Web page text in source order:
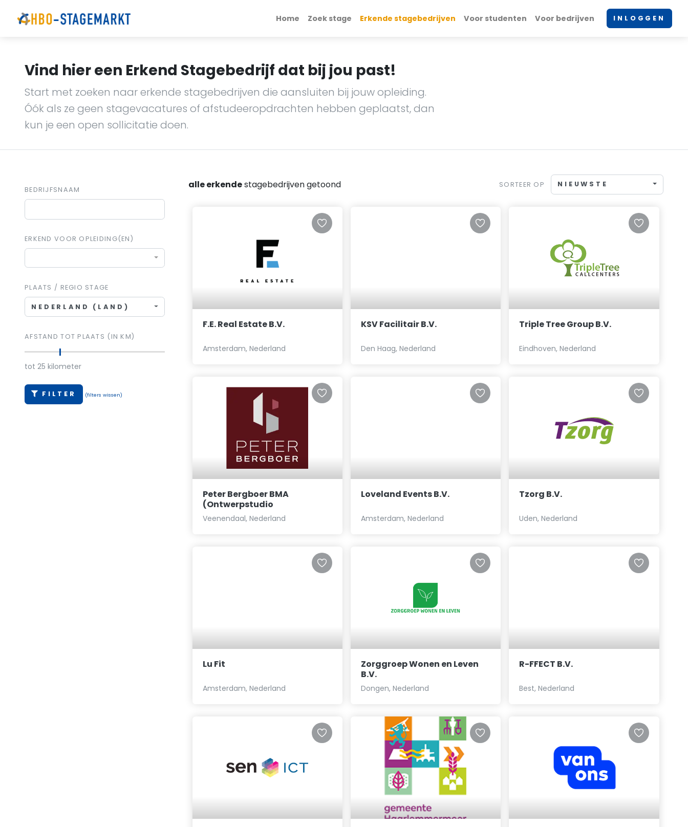
Home Zoek stage Erkende stagebedrijven Voor studenten Voor bedrijven INLOGGEN
Vind hier een Erkend Stagebedrijf dat bij jou past!
Start met zoeken naar erkende stagebedrijven die aansluiten bij jouw opleiding.
Óók als ze geen stagevacatures of afstudeeropdrachten hebben geplaatst, dan
kun je een open sollicitatie doen.
BEDRIJFSNAAM
ERKEND VOOR OPLEIDING(EN)
PLAATS / REGIO STAGE
NEDERLAND (LAND)
AFSTAND TOT PLAATS (IN KM)
tot 25 kilometer
FILTER (filters wissen)
alle erkendestagebedrijven getoond SORTEER OP NIEUWSTE
F.E. Real Estate B.V.
Amsterdam, Nederland
KSV Facilitair B.V.
Den Haag, Nederland
Triple Tree Group B.V.
Eindhoven, Nederland
Peter Bergboer BMA
(Ontwerpstudio
Brouwersgracht)
Veenendaal, Nederland
Loveland Events B.V.
Amsterdam, Nederland
Tzorg B.V.
Uden, Nederland
Lu Fit
Amsterdam, Nederland
Zorggroep Wonen en Leven
B.V.
Dongen, Nederland
R-FFECT B.V.
Best, Nederland